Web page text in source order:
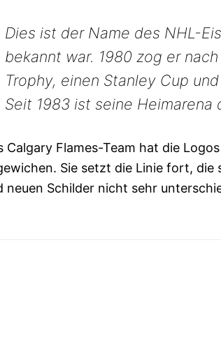
Dies ist der Name des NHL-
bekannt war. 1980 zog er
Trophy, einen Stanley Cup
Seit 1983 ist seine Heimarena
Calgary Flames-Team hat die
Sie setzt die Linie fort, die
neuen Schilder nicht sehr